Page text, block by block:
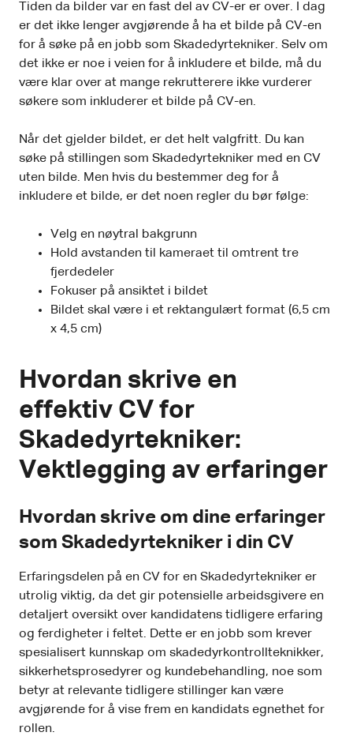
Tiden da bilder var en fast del av CV-er er over. I dag
er det ikke lenger avgjørende å ha et bilde på CV-en
for å søke på en jobb som Skadedyrtekniker. Selv om
det ikke er noe i veien for å inkludere et bilde, må du
være klar over at mange rekrutterere ikke vurderer
søkere som inkluderer et bilde på CV-en.
Når det gjelder bildet, er det helt valgfritt. Du kan
søke på stillingen som Skadedyrtekniker med en CV
uten bilde. Men hvis du bestemmer deg for å
inkludere et bilde, er det noen regler du bør følge:
Velg en nøytral bakgrunn
Hold avstanden til kameraet til omtrent tre
fjerdedeler
Fokuser på ansiktet i bildet
Bildet skal være i et rektangulært format (6,5 cm
x 4,5 cm)
Hvordan skrive en
effektiv CV for
Skadedyrtekniker:
Vektlegging av erfaringer
Hvordan skrive om dine erfaringer
som Skadedyrtekniker i din CV
Erfaringsdelen på en CV for en Skadedyrtekniker er
utrolig viktig, da det gir potensielle arbeidsgivere en
detaljert oversikt over kandidatens tidligere erfaring
og ferdigheter i feltet. Dette er en jobb som krever
spesialisert kunnskap om skadedyrkontrollteknikker,
sikkerhetsprosedyrer og kundebehandling, noe som
betyr at relevante tidligere stillinger kan være
avgjørende for å vise frem en kandidats egnethet for
rollen.